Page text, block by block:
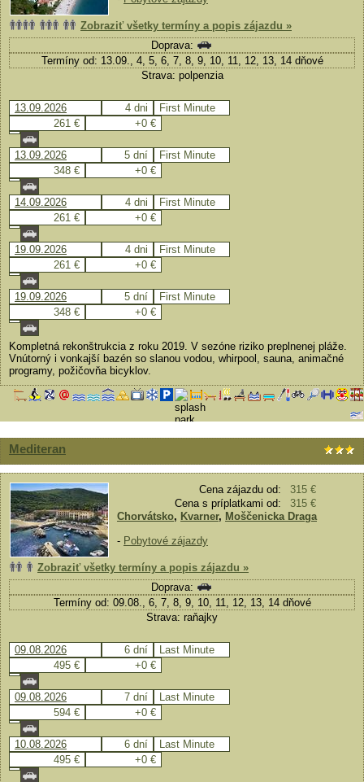
Zobraziť všetky termíny a popis zájazdu »
Doprava:
Termíny od: 13.09., 4, 5, 6, 7, 8, 9, 10, 11, 12, 13, 14 dňové
Strava: polpenzia
13.09.2026 4 dni
First Minute
261 €
+0 €
13.09.2026 5 dní
First Minute
348 €
+0 €
14.09.2026 4 dni
First Minute
261 €
+0 €
19.09.2026 4 dni
First Minute
261 €
+0 €
19.09.2026 5 dní
First Minute
348 €
+0 €
Kompletná rekonštrukcia z roku 2019. V sezóne riziko preplnenej pláže.
Vnútorný i vonkajší bazén so slanou vodou, whirpool, sauna, animačné
programy, požičovňa bicyklov.
Mediteran
Cena zájazdu od:
315 €
Cena s príplatkami od:
315 €
Chorvátsko, Kvarner, Moščenicka Draga
- Pobytové zájazdy
Zobraziť všetky termíny a popis zájazdu »
Doprava:
Termíny od: 09.08., 6, 7, 8, 9, 10, 11, 12, 13, 14 dňové
Strava: raňajky
09.08.2026 6 dní
Last Minute
495 €
+0 €
09.08.2026 7 dní
Last Minute
594 €
+0 €
10.08.2026 6 dní
Last Minute
495 €
+0 €